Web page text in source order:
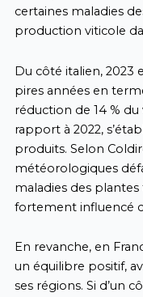
certaines maladies
production viticole
Du côté italien, 2023
pires années en
réduction de 14 %
rapport à 2022,
produits. Selon
météorologiques
maladies des
fortement influencé
En revanche, en
un équilibre positif,
ses régions. Si d’un